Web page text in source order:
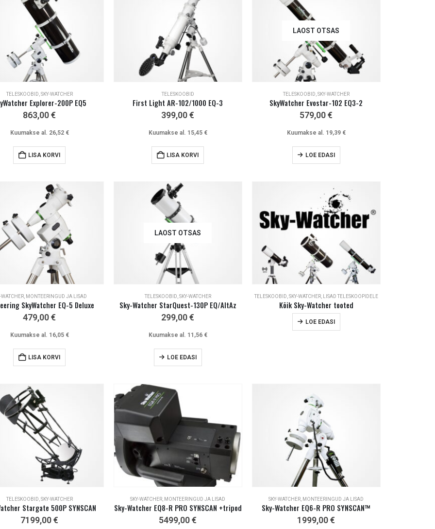
TELESKOOBID SKY-WATCHER
Explorer-200P EQ5
863,00€
Kuumakse al. 26,52 €
LISA KORVI
TELESKOOBID
First Light AR-102/1000 EQ-3
399,00€
Kuumakse al. 15,45 €
LISA KORVI
LAOST OTSAS
TELESKOOBID SKY-WATCHER
SkyWatcher Evostar-102 EQ3-2
579,00€
Kuumakse al. 19,39 €
LOE EDASI
WATCHER, MONTEERINGUD JA LISAD
SkyWatcher EQ-5 Deluxe
479,00€
Kuumakse al. 16,05 €
LISA KORVI
LAOST OTSAS
TELESKOOBID,SKY-WATCHER
Sky-Watcher StarQuest-130P EQ/AltAz
299,00€
Kuumakse al. 11,56 €
LOE EDASI
TELESKOOBID,SKY-WATCHER, LISAD TELESKOOPIDELE
Kõik Sky-Watcher tooted
LOE EDASI
TELESKOOBID SKY-WATCHER
Stargate 500P SYNSCAN
7199,00€
SKY-WATCHER MONTEERINGUD JA LISAD
Sky-Watcher EQ8-R PRO SYNSCAN +tripod
5499,00€
SKY-WATCHER MONTEERINGUD JA LISAD
Sky-Watcher EQ6-R PRO SYNSCAN™
1999,00€